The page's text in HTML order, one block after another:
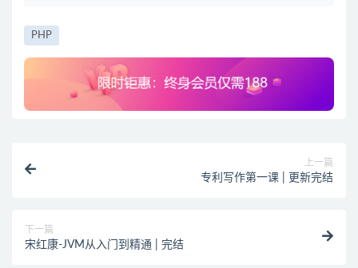
PHP
上一篇
专利写作第一课 | 更新完结
下一篇
宋红康-JVM从入门到精通 | 完结